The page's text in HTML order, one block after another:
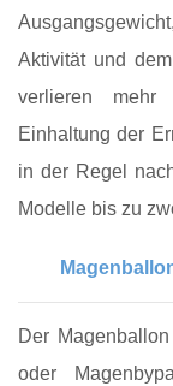
Aktivität und
verlieren
Einhaltung der
in der Regel
Modelle bis zu
Der
oder